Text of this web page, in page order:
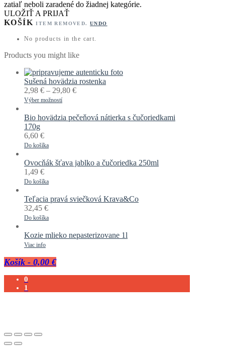
zatiaľ neboli zaradené do žiadnej kategórie.
ULOŽIŤ A PRIJAŤ
KOŠÍKITEM REMOVED.UNDO
No products in the cart.
Products you might like
Sušená hovädzia rostenka
2,98 € – 29,80 €
Výber možností
Bio hovädzia pečeňová nátierka s čučoriedkami
170g
6,60 €
Do košíka
Ovocňák šťava jablko a čučoriedka 250ml
1,49 €
Do košíka
Teľacia pravá sviečková Krava&Co
32,45 €
Do košíka
Kozie mlieko nepasterizovane 1l
Viac info
Košík - 0,00 €
0
1